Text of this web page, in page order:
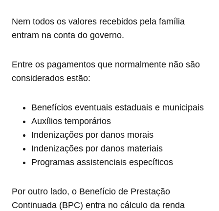
Nem todos os valores recebidos pela família
entram na conta do governo.
Entre os pagamentos que normalmente não são
considerados estão:
Benefícios eventuais estaduais e municipais
Auxílios temporários
Indenizações por danos morais
Indenizações por danos materiais
Programas assistenciais específicos
Por outro lado, o Benefício de Prestação
Continuada (BPC) entra no cálculo da renda